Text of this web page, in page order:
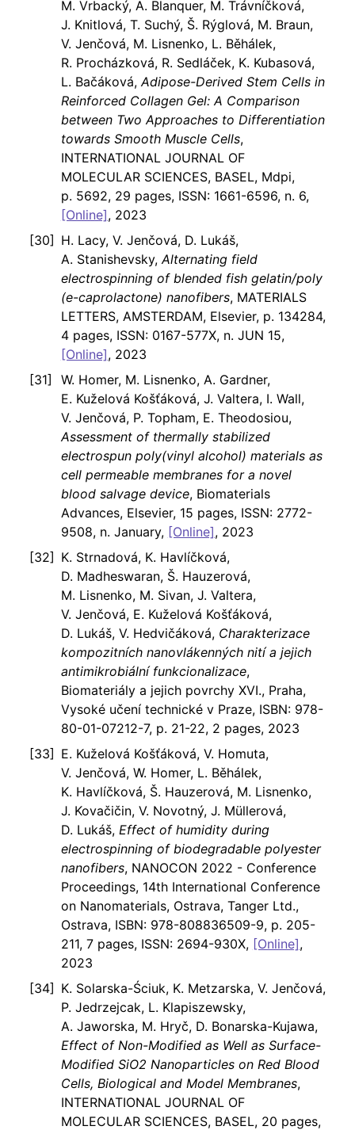
M. Vrbacký, A. Blanquer, M. Trávníčková,
J. Knitlová, T. Suchý, Š. Rýglová, M. Braun,
V. Jenčová, M. Lisnenko, L. Běhálek,
R. Procházková, R. Sedláček, K. Kubasová,
L. Bačáková, Adipose-Derived Stem Cells in
Reinforced Collagen Gel: A Comparison
between Two Approaches to Differentiation
towards Smooth Muscle Cells,
INTERNATIONAL JOURNAL OF
MOLECULAR SCIENCES, BASEL, Mdpi,
p. 5692, 29 pages, ISSN: 1661-6596, n. 6,
[Online], 2023
H. Lacy, V. Jenčová, D. Lukáš,
A. Stanishevsky, Alternating field
electrospinning of blended fish gelatin/poly
(e-caprolactone) nanofibers, MATERIALS
LETTERS, AMSTERDAM, Elsevier, p. 134284,
4 pages, ISSN: 0167-577X, n. JUN 15,
[Online], 2023
W. Homer, M. Lisnenko, A. Gardner,
E. Kuželová Košťáková, J. Valtera, I. Wall,
V. Jenčová, P. Topham, E. Theodosiou,
Assessment of thermally stabilized
electrospun poly(vinyl alcohol) materials as
cell permeable membranes for a novel
blood salvage device, Biomaterials
Advances, Elsevier, 15 pages, ISSN: 2772-
9508, n. January, [Online], 2023
K. Strnadová, K. Havlíčková,
D. Madheswaran, Š. Hauzerová,
M. Lisnenko, M. Sivan, J. Valtera,
V. Jenčová, E. Kuželová Košťáková,
D. Lukáš, V. Hedvičáková, Charakterizace
kompozitních nanovlákenných nití a jejich
antimikrobiální funkcionalizace,
Biomateriály a jejich povrchy XVI., Praha,
Vysoké učení technické v Praze, ISBN: 978-
80-01-07212-7, p. 21-22, 2 pages, 2023
E. Kuželová Košťáková, V. Homuta,
V. Jenčová, W. Homer, L. Běhálek,
K. Havlíčková, Š. Hauzerová, M. Lisnenko,
J. Kovačičin, V. Novotný, J. Müllerová,
D. Lukáš, Effect of humidity during
electrospinning of biodegradable polyester
nanofibers, NANOCON 2022 - Conference
Proceedings, 14th International Conference
on Nanomaterials, Ostrava, Tanger Ltd.,
Ostrava, ISBN: 978-808836509-9, p. 205-
211, 7 pages, ISSN: 2694-930X, [Online],
2023
K. Solarska-Ściuk, K. Metzarska, V. Jenčová,
P. Jedrzejcak, L. Klapiszewsky,
A. Jaworska, M. Hryč, D. Bonarska-Kujawa,
Effect of Non-Modified as Well as Surface-
Modified SiO2 Nanoparticles on Red Blood
Cells, Biological and Model Membranes,
INTERNATIONAL JOURNAL OF
MOLECULAR SCIENCES, BASEL, 20 pages,